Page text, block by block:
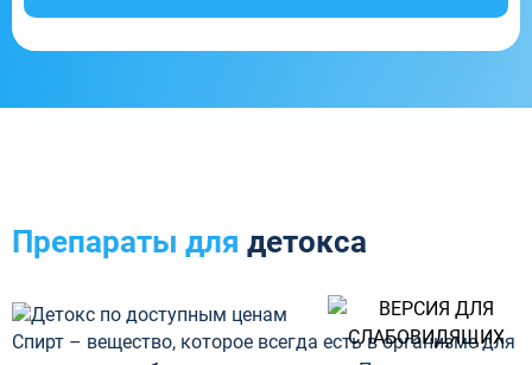
Препараты для детокса
Спирт – вещество, которое всегда есть в организме для